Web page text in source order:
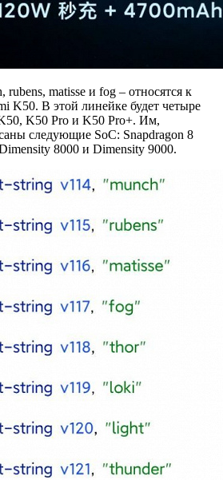
matisse и fog – относятся к
K50. В этой линейке будет четыре
K50 Pro и K50 Pro+. Им,
следующие SoC: Snapdragon 8
8000 и Dimensity 9000.